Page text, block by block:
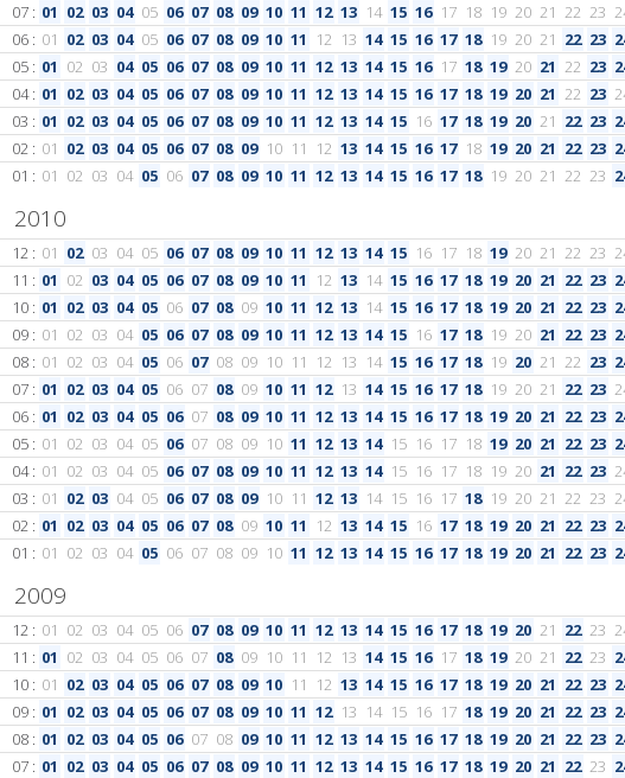
07 : 01 02 03 04 05 06 07 08 09 10 11 12 13 14 15 16 17 18 19 20 21 22 23
06 : 01 02 03 04 05 06 07 08 09 10 11 12 13 14 15 16 17 18 19 20 21 22 23
05 : 01 02 03 04 05 06 07 08 09 10 11 12 13 14 15 16 17 18 19 20 21 22 23
04 : 01 02 03 04 05 06 07 08 09 10 11 12 13 14 15 16 17 18 19 20 21 22 23
03 : 01 02 03 04 05 06 07 08 09 10 11 12 13 14 15 16 17 18 19 20 21 22 23
02 : 01 02 03 04 05 06 07 08 09 10 11 12 13 14 15 16 17 18 19 20 21 22 23
01 : 01 02 03 04 05 06 07 08 09 10 11 12 13 14 15 16 17 18 19 20 21 22 23
2010
12 : 01 02 03 04 05 06 07 08 09 10 11 12 13 14 15 16 17 18 19 20 21 22 23
11 : 01 02 03 04 05 06 07 08 09 10 11 12 13 14 15 16 17 18 19 20 21 22 23
10 : 01 02 03 04 05 06 07 08 09 10 11 12 13 14 15 16 17 18 19 20 21 22 23
09 : 01 02 03 04 05 06 07 08 09 10 11 12 13 14 15 16 17 18 19 20 21 22 23
08 : 01 02 03 04 05 06 07 08 09 10 11 12 13 14 15 16 17 18 19 20 21 22 23
07 : 01 02 03 04 05 06 07 08 09 10 11 12 13 14 15 16 17 18 19 20 21 22 23
06 : 01 02 03 04 05 06 07 08 09 10 11 12 13 14 15 16 17 18 19 20 21 22 23
05 : 01 02 03 04 05 06 07 08 09 10 11 12 13 14 15 16 17 18 19 20 21 22 23
04 : 01 02 03 04 05 06 07 08 09 10 11 12 13 14 15 16 17 18 19 20 21 22 23
03 : 01 02 03 04 05 06 07 08 09 10 11 12 13 14 15 16 17 18 19 20 21 22 23
02 : 01 02 03 04 05 06 07 08 09 10 11 12 13 14 15 16 17 18 19 20 21 22 23
01 : 01 02 03 04 05 06 07 08 09 10 11 12 13 14 15 16 17 18 19 20 21 22 23
2009
12 : 01 02 03 04 05 06 07 08 09 10 11 12 13 14 15 16 17 18 19 20 21 22 23
11 : 01 02 03 04 05 06 07 08 09 10 11 12 13 14 15 16 17 18 19 20 21 22 23
10 : 01 02 03 04 05 06 07 08 09 10 11 12 13 14 15 16 17 18 19 20 21 22 23
09 : 01 02 03 04 05 06 07 08 09 10 11 12 13 14 15 16 17 18 19 20 21 22 23
08 : 01 02 03 04 05 06 07 08 09 10 11 12 13 14 15 16 17 18 19 20 21 22 23
07 : 01 02 03 04 05 06 07 08 09 10 11 12 13 14 15 16 17 18 19 20 21 22 23